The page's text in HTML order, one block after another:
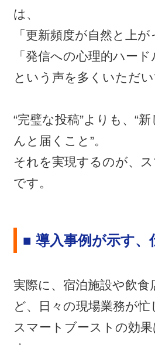
は、
「更新頻度が自然と上が
「発信への心理的ハード
という声を多くいただい
“完璧な投稿”よりも、“
んと届くこと”。
それを実現するのが、
です。
■ 導入事例が示す、
実際に、宿泊施設や飲食
ど、日々の現場業務が忙
スマートブーストの効